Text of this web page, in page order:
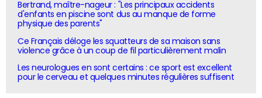
Bertrand, maître-nageur : "Les principaux accidents
d'enfants en piscine sont dus au manque de forme
physique des parents"
Ce Français déloge les squatteurs de sa maison sans
violence grâce à un coup de fil particulièrement malin
Les neurologues en sont certains : ce sport est excellent
pour le cerveau et quelques minutes régulières suffisent